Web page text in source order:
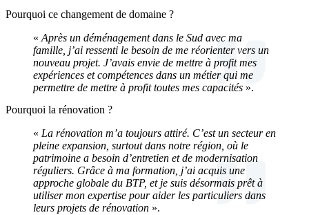
Pourquoi ce changement de domaine ?
« Après un déménagement dans le Sud avec ma
famille, j’ai ressenti le besoin de me réorienter vers un
nouveau projet. J’avais envie de mettre à profit mes
expériences et compétences dans un métier qui me
permettre de mettre à profit toutes mes capacités ».
Pourquoi la rénovation ?
« La rénovation m’a toujours attiré. C’est un secteur en
pleine expansion, surtout dans notre région, où le
patrimoine a besoin d’entretien et de modernisation
réguliers. Grâce à ma formation, j’ai acquis une
approche globale du BTP, et je suis désormais prêt à
utiliser mon expertise pour aider les particuliers dans
leurs projets de rénovation ».